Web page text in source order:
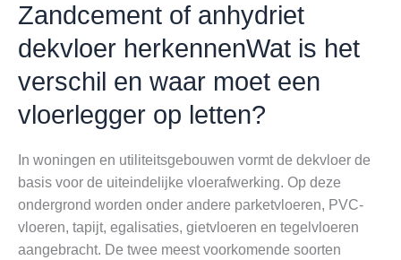
Zandcement of anhydriet
dekvloer herkennenWat is het
verschil en waar moet een
vloerlegger op letten?
In woningen en utiliteitsgebouwen vormt de dekvloer de
basis voor de uiteindelijke vloerafwerking. Op deze
ondergrond worden onder andere parketvloeren, PVC-
vloeren, tapijt, egalisaties, gietvloeren en tegelvloeren
aangebracht. De twee meest voorkomende soorten